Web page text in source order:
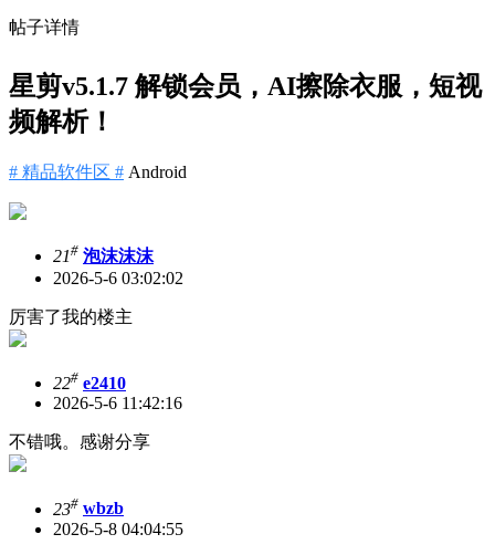
帖子详情
星剪v5.1.7 解锁会员，AI擦除衣服，短视
频解析！
# 精品软件区 # Android
21# 泡沫沫沫
2026-5-6 03:02:02
厉害了我的楼主
22# e2410
2026-5-6 11:42:16
不错哦。感谢分享
23# wbzb
2026-5-8 04:04:55